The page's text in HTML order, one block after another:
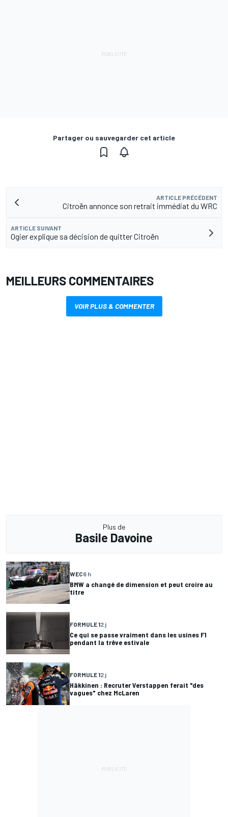
Partager ou sauvegarder cet article
ARTICLE PRÉCÉDENT
Citroën annonce son retrait immédiat du WRC
ARTICLE SUIVANT
Ogier explique sa décision de quitter Citroën
MEILLEURS COMMENTAIRES
VOIR PLUS & COMMENTER
Plus de
Basile Davoine
WEC6 h
BMW a changé de dimension et peut croire au
titre
FORMULE 12 j
Ce qui se passe vraiment dans les usines F1
pendant la trêve estivale
FORMULE 12 j
Häkkinen : Recruter Verstappen ferait "des
vagues" chez McLaren